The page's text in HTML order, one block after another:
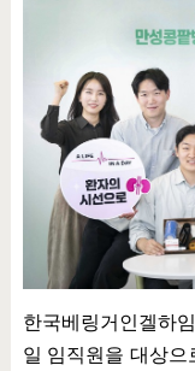
한국베링거인겔하임
일 임직원을 대상으